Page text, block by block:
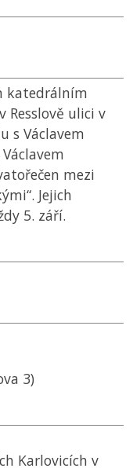
katedrálním
Resslově ulici v
s Václavem
Václavem
mezi
Jejich
5. září.
3)
Karlovicích v